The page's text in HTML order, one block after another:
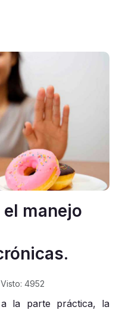
el manejo
Visto: 4952
a la parte práctica, la